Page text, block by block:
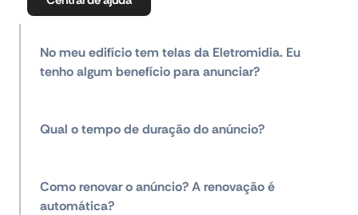
No meu edifício tem telas da Eletromidia. Eu
tenho algum benefício para anunciar?
Qual o tempo de duração do anúncio?
Como renovar o anúncio? A renovação é
automática?